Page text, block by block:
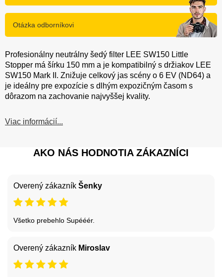
Otázka odborníkovi
Profesionálny neutrálny šedý filter LEE SW150 Little
Stopper má šírku 150 mm a je kompatibilný s držiakov LEE
SW150 Mark II. Znižuje celkový jas scény o 6 EV (ND64) a
je ideálny pre expozície s dlhým expozičným časom s
dôrazom na zachovanie najvyššej kvality.
Viac informácií...
AKO NÁS HODNOTIA ZÁKAZNÍCI
Overený zákazník Šenky
Všetko prebehlo Supééér.
Overený zákazník Miroslav